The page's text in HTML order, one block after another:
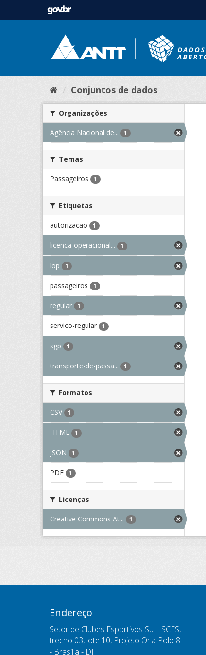
Conjuntos de dados
Organizações
Agência Nacional de... 1
Temas
Passageiros 1
Etiquetas
autorizacao 1
licenca-operacional... 1
lop 1
passageiros 1
regular 1
servico-regular 1
sgp 1
transporte-de-passa... 1
Formatos
CSV 1
HTML 1
JSON 1
PDF 1
Licenças
Creative Commons At... 1
Endereço
Setor de Clubes Esportivos Sul - SCES,
trecho 03, lote 10, Projeto Orla Polo 8
- Brasília - DF